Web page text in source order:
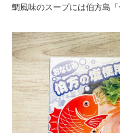
鯛風味のスープには伯方島